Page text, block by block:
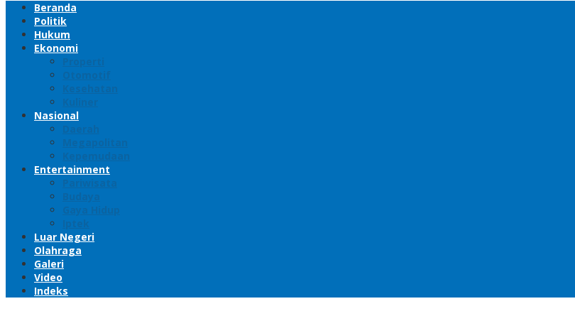
Beranda
Politik
Hukum
Ekonomi
Properti
Otomotif
Kesehatan
Kuliner
Nasional
Daerah
Megapolitan
Kepemudaan
Entertainment
Pariwisata
Budaya
Gaya Hidup
Iptek
Luar Negeri
Olahraga
Galeri
Video
Indeks